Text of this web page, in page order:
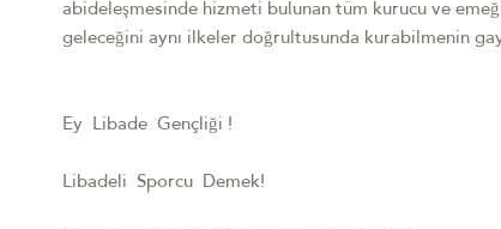
abideleşmesinde hizmeti bulunan tüm kurucu ve
geleceğini aynı ilkeler doğrultusunda kurabilmenin
Ey Libade Gençliği !
Libadeli Sporcu Demek!